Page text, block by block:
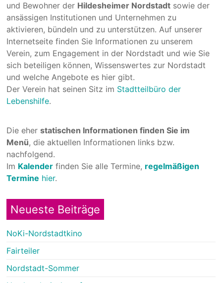
und Bewohner der Hildesheimer Nordstadt sowie der
ansässigen Institutionen und Unternehmen zu
aktivieren, bündeln und zu unterstützen. Auf unserer
Internetseite finden Sie Informationen zu unserem
Verein, zum Engagement in der Nordstadt und wie Sie
sich beteiligen können, Wissenswertes zur Nordstadt
und welche Angebote es hier gibt.
Der Verein hat seinen Sitz im Stadtteilbüro der
Lebenshilfe.
Die eherstatischen Informationen finden Sie im
Menü, die aktuellen Informationen links bzw.
nachfolgend.
Im Kalender finden Sie alle Termine, regelmäßigen
Termine hier.
Neueste Beiträge
NoKi-Nordstadtkino
Fairteiler
Nordstadt-Sommer